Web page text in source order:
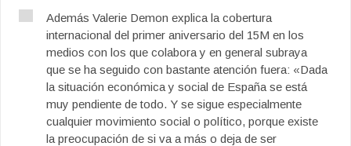
Además Valerie Demon explica la cobertura
internacional del primer aniversario del 15M en los
medios con los que colabora y en general subraya
que se ha seguido con bastante atención fuera: «Dada
la situación económica y social de España se está
muy pendiente de todo. Y se sigue especialmente
cualquier movimiento social o político, porque existe
la preocupación de si va a más o deja de ser